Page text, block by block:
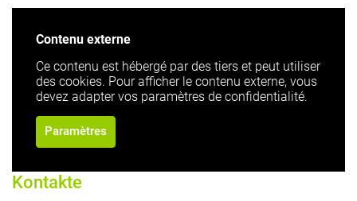
Contenu externe
Ce contenu est hébergé par des tiers et peut utiliser
des cookies. Pour afficher le contenu externe, vous
devez adapter vos paramètres de confidentialité.
Paramètres
Kontakte